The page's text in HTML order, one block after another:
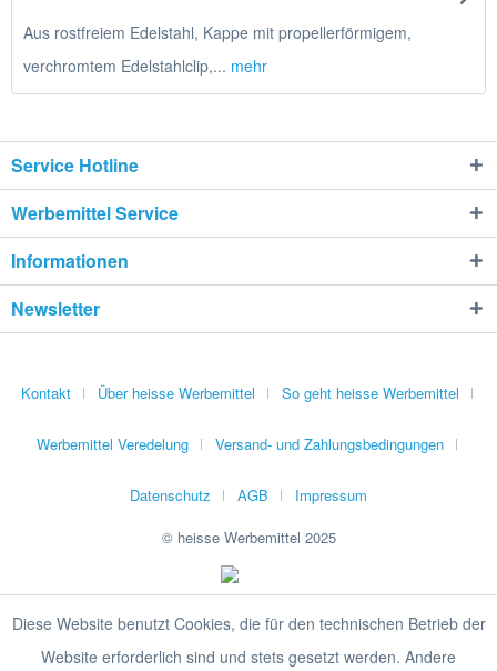
Aus rostfreiem Edelstahl, Kappe mit propellerförmigem,
verchromtem Edelstahlclip,... mehr
Service Hotline
Werbemittel Service
Informationen
Newsletter
Kontakt Über heisse Werbemittel So geht heisse Werbemittel
Werbemittel Veredelung Versand- und Zahlungsbedingungen
Datenschutz AGB
Impressum
© heisse Werbemittel 2025
Diese Website benutzt Cookies, die für den technischen Betrieb der
Website erforderlich sind und stets gesetzt werden. Andere